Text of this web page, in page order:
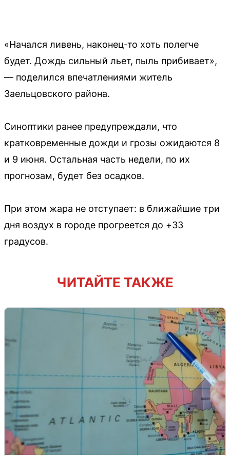
«Начался ливень, наконец-то хоть полегче
будет. Дождь сильный льет, пыль прибивает»,
— поделился впечатлениями житель
Заельцовского района.
Синоптики ранее предупреждали, что
кратковременные дожди и грозы ожидаются 8
и 9 июня. Остальная часть недели, по их
прогнозам, будет без осадков.
При этом жара не отступает: в ближайшие три
дня воздух в городе прогреется до +33
градусов.
ЧИТАЙТЕ ТАКЖЕ